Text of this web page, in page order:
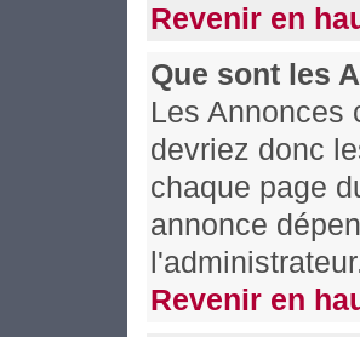
Revenir en
Que sont les
Les Annonces
devriez donc
chaque page
annonce
Revenir en